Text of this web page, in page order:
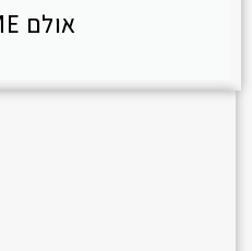
אולם PRIME